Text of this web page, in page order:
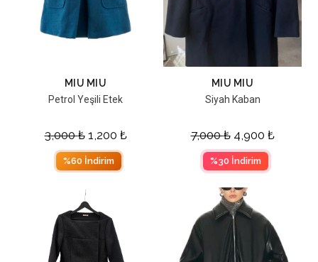
MIU MIU
Petrol Yeşili Etek
3,000₺ 1,200 ₺
%60 İndirim
MIU MIU
Siyah Kaban
7,000₺ 4,900 ₺
%30 İndirim